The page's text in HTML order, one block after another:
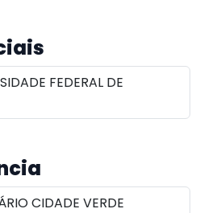
FEDERAL DE
CIDADE VERDE